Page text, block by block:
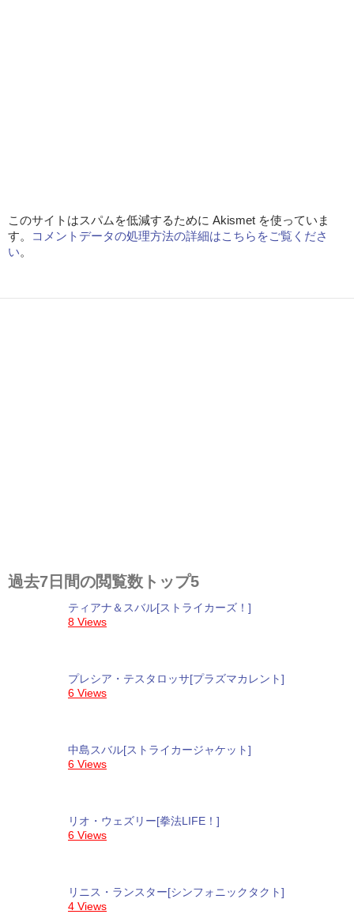
このサイトはスパムを低減するために Akismet を使っていま
す。
コメントデータの処理方法の詳細はこちらをご覧くださ
い。
過去7日間の閲覧数トップ5
ティアナ＆スバル[ストライカーズ！]
8 Views
プレシア・テスタロッサ[プラズマカレント]
6 Views
中島スバル[ストライカージャケット]
6 Views
リオ・ウェズリー[拳法LIFE！]
6 Views
リニス・ランスター[シンフォニックタクト]
4 Views